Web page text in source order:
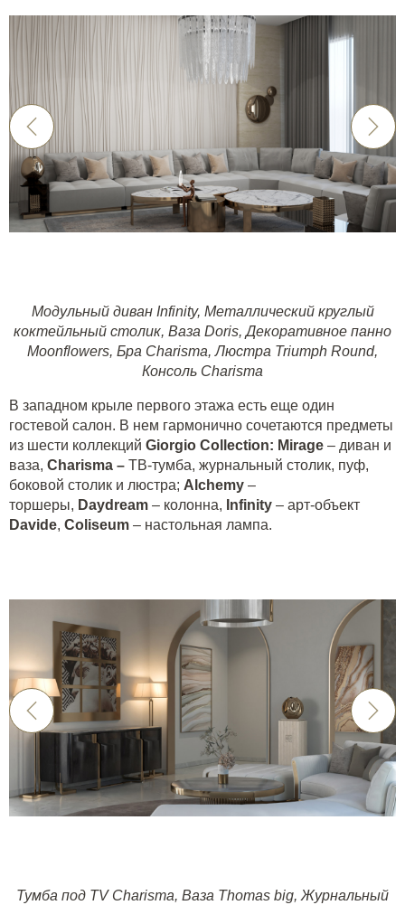
Модульный диван Infinity, Металлический круглый
коктейльный столик, Ваза Doris,Декоративное панно
Moonflowers, Бра Charisma,Люстра Triumph Round,
Консоль Charisma
В западном крыле первого этажа есть еще один
гостевой салон. В нем гармонично сочетаются предметы
из шести коллекций Giorgio Collection: Mirage – диван и
ваза, Charisma – ТВ-тумба, журнальный столик, пуф,
боковой столик и люстра; Alchemy –
торшеры, Daydream – колонна, Infinity – арт-объект
Davide, Coliseum – настольная лампа.
Тумба под TV Charisma, Ваза Thomas big, Журнальный